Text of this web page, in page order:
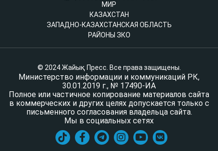
МИР
КАЗАХСТАН
ЗАПАДНО-КАЗАХСТАНСКАЯ ОБЛАСТЬ
РАЙОНЫ ЗКО
© 2024 Жайық Пресс. Все права защищены.
Министерство информации и коммуникаций РК,
30.01.2019 г., № 17490-ИА
Полное или частичное копирование материалов сайта
в коммерческих и других целях допускается только с
письменного согласования владельца сайта.
Мы в социальных сетях